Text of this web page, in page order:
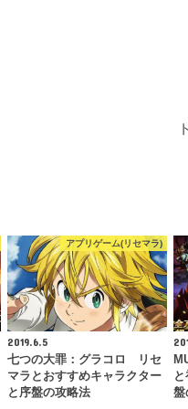
アプリゲーム(リセマラ)
2019.6.5
七つの大罪：グラコロ リセ
マラとおすすめキャラクター
と序盤の攻略法
盤